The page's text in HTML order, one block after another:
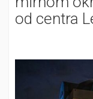
od centra